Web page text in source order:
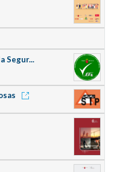
Segur...